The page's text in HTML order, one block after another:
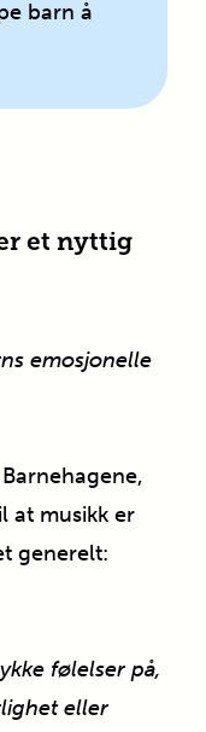
barn å
et nyttig
emosjonelle
at musikk er
generelt:
følelser på,
eller